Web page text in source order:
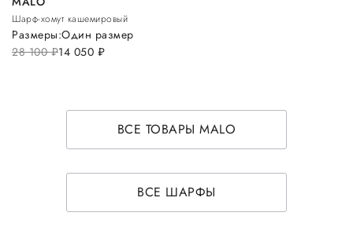
Шарф-хомут кашемировый
28 100руб.14 050 руб.
Размеры:Один размер
ВСЕ ТОВАРЫ MALO
ВСЕ ШАРФЫ